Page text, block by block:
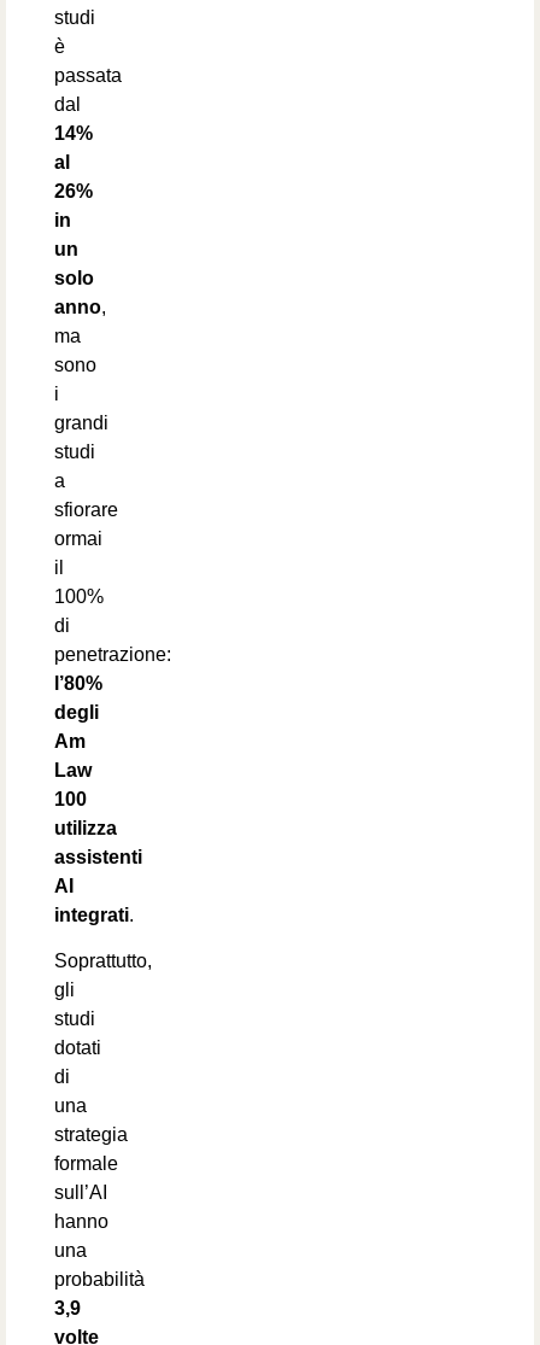
studi
è
passata
dal
14%
al
26%
in
un
solo
anno,
ma
sono
i
grandi
studi
a
sfiorare
ormai
il
100%
di
penetrazione:
l’80%
degli
Am
Law
100
utilizza
assistenti
AI
integrati.
Soprattutto,
gli
studi
dotati
di
una
strategia
formale
sull’AI
hanno
una
probabilità
3,9
volte